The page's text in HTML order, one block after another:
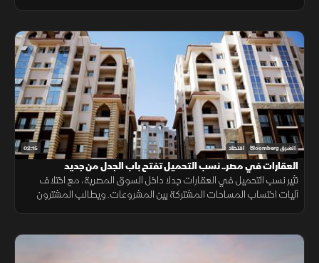
02:15 الشرق Bloomberg اقتصاد
العقارات في مصر.. نسب التحميل تفتح باب الجدل من جديد
تثير نسب التحميل في العقارات جدلا داخل السوق المصرية، مع اختلاف
آليات احتساب المساحات المشتركة بين المشروعات. ويطالب المشترون